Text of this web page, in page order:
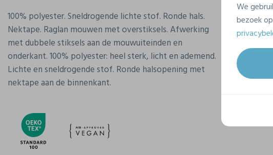
100% polyester. Sneldrogende lichte stof. Ronde hals.
Nektape. Raglan mouwen met overstiksels. Afwerking
met dubbele stiksels aan de mouwuiteinden en
onderkant. 100% polyester: heel sterk, licht en ademend.
Lichte en sneldrogende stof. Ronde halsopening met
nektape aan de binnenkant.
Merk
Referentie
Gram/m²
We
bezoek